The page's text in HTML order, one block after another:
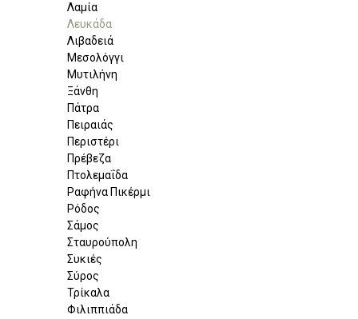
Λαμία
Λευκάδα
Λιβαδειά
Μεσολόγγι
Μυτιλήνη
Ξάνθη
Πάτρα
Πειραιάς
Περιστέρι
Πρέβεζα
Πτολεμαΐδα
Ραφήνα Πικέρμι
Ρόδος
Σάμος
Σταυρούπολη
Συκιές
Σύρος
Τρίκαλα
Φιλιππιάδα